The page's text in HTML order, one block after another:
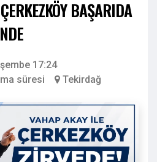
BAŞARIDA
17:24
süresi Tekirdağ